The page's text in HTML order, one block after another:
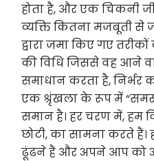
होता है, और एक चिकनी
व्यक्ति कितना मजबूती से
द्वारा जमा किए गए
की विधि जिससे वह आने
समाधान करता है, निर्भर
एक श्रृंखला के रूप में
समान है। हर चरण में, हम
छोटी, का सामना करते
ढूंढने हैं और अपने आप को